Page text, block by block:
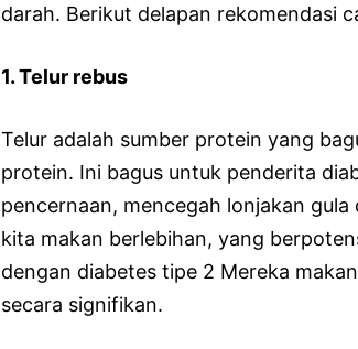
darah. Berikut delapan rekomendasi
1. Telur rebus
Telur adalah sumber protein yang
protein. Ini bagus untuk penderita
pencernaan, mencegah lonjakan
kita makan berlebihan, yang
dengan diabetes tipe 2 Mereka
secara signifikan.